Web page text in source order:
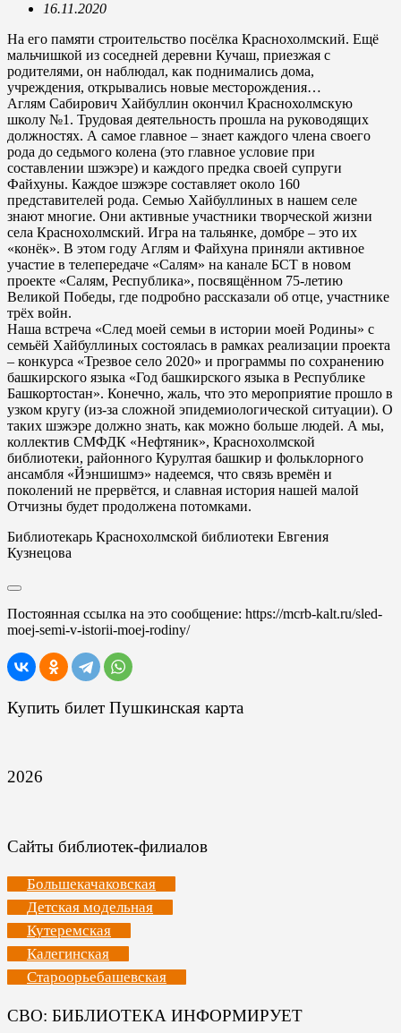
16.11.2020
На его памяти строительство посёлка Краснохолмский. Ещё
мальчишкой из соседней деревни Кучаш, приезжая с
родителями, он наблюдал, как поднимались дома,
учреждения, открывались новые месторождения…
Аглям Сабирович Хайбуллин окончил Краснохолмскую
школу №1. Трудовая деятельность прошла на руководящих
должностях. А самое главное – знает каждого члена своего
рода до седьмого колена (это главное условие при
составлении шэжэре) и каждого предка своей супруги
Файхуны. Каждое шэжэре составляет около 160
представителей рода. Семью Хайбуллиных в нашем селе
знают многие. Они активные участники творческой жизни
села Краснохолмский. Игра на тальянке, домбре – это их
«конёк». В этом году Аглям и Файхуна приняли активное
участие в телепередаче «Салям» на канале БСТ в новом
проекте «Салям, Республика», посвящённом 75-летию
Великой Победы, где подробно рассказали об отце, участнике
трёх войн.
Наша встреча «След моей семьи в истории моей Родины» с
семьёй Хайбуллиных состоялась в рамках реализации проекта
– конкурса «Трезвое село 2020» и программы по сохранению
башкирского языка «Год башкирского языка в Республике
Башкортостан». Конечно, жаль, что это мероприятие прошло в
узком кругу (из-за сложной эпидемиологической ситуации). О
таких шэжэре должно знать, как можно больше людей. А мы,
коллектив СМФДК «Нефтяник», Краснохолмской
библиотеки, районного Курултая башкир и фольклорного
ансамбля «Йэншишмэ» надеемся, что связь времён и
поколений не прервётся, и славная история нашей малой
Отчизны будет продолжена потомками.
Библиотекарь Краснохолмской библиотеки Евгения
Кузнецова
Постоянная ссылка на это сообщение: https://mcrb-kalt.ru/sled-
moej-semi-v-istorii-moej-rodiny/
Купить билет Пушкинская карта
2026
Сайты библиотек-филиалов
Большекачаковская
Детская модельная
Кутеремская
Калегинская
Староорьебашевская
СВО: БИБЛИОТЕКА ИНФОРМИРУЕТ